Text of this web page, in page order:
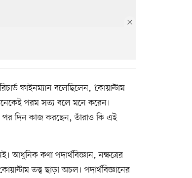
ফাইনম্যান বলেছিলেন, ‘কোয়ান্টাম
পরম সত্য বলে মনে করেন।
পর দিন কাজ করছেন, তাঁরাও কি এই
আধুনিক কণা পদার্থবিজ্ঞান, নক্ষত্রের
তত্ত্ব ছাড়া অচল। পদার্থবিজ্ঞানের